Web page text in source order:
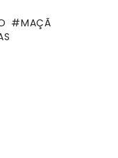
MAÇÃ